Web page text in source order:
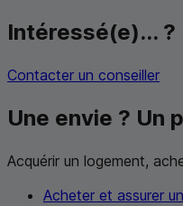
Intéressé(e)... ?
Contacter un conseiller
Une envie ? Un
Acquérir un logement,
Acheter et assurer